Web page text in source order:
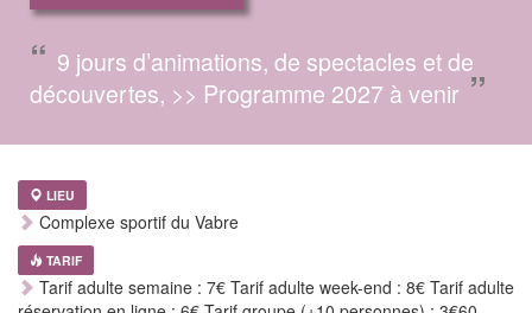
“ 9 jours d’animations, de spectacles et de
découvertes, >> Programme 2027 à venir ”
LIEU
Complexe sportif du Vabre
TARIF
Tarif adulte semaine : 7€ Tarif adulte week-end : 8€ Tarif adulte